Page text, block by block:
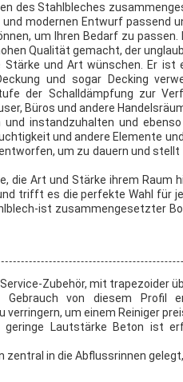
des Stahlbleches
modernen Entwurf passend
um Ihren Bedarf zu passen.
Qualität gemacht, der
und Art wünschen. Er ist
und sogar Decking
der Schalldämpfung zur
Büros und andere
instandzuhalten und
und andere Elemente
um zu dauern und
die Art und Stärke ihrem Raum
trifft es die perfekte Wahl für
ist zusammengesetzter
Zubehör, mit trapezoider
Gebrauch von diesem Profil
um einem Reiniger
geringe Lautstärke Beton ist
in die Abflussrinnen